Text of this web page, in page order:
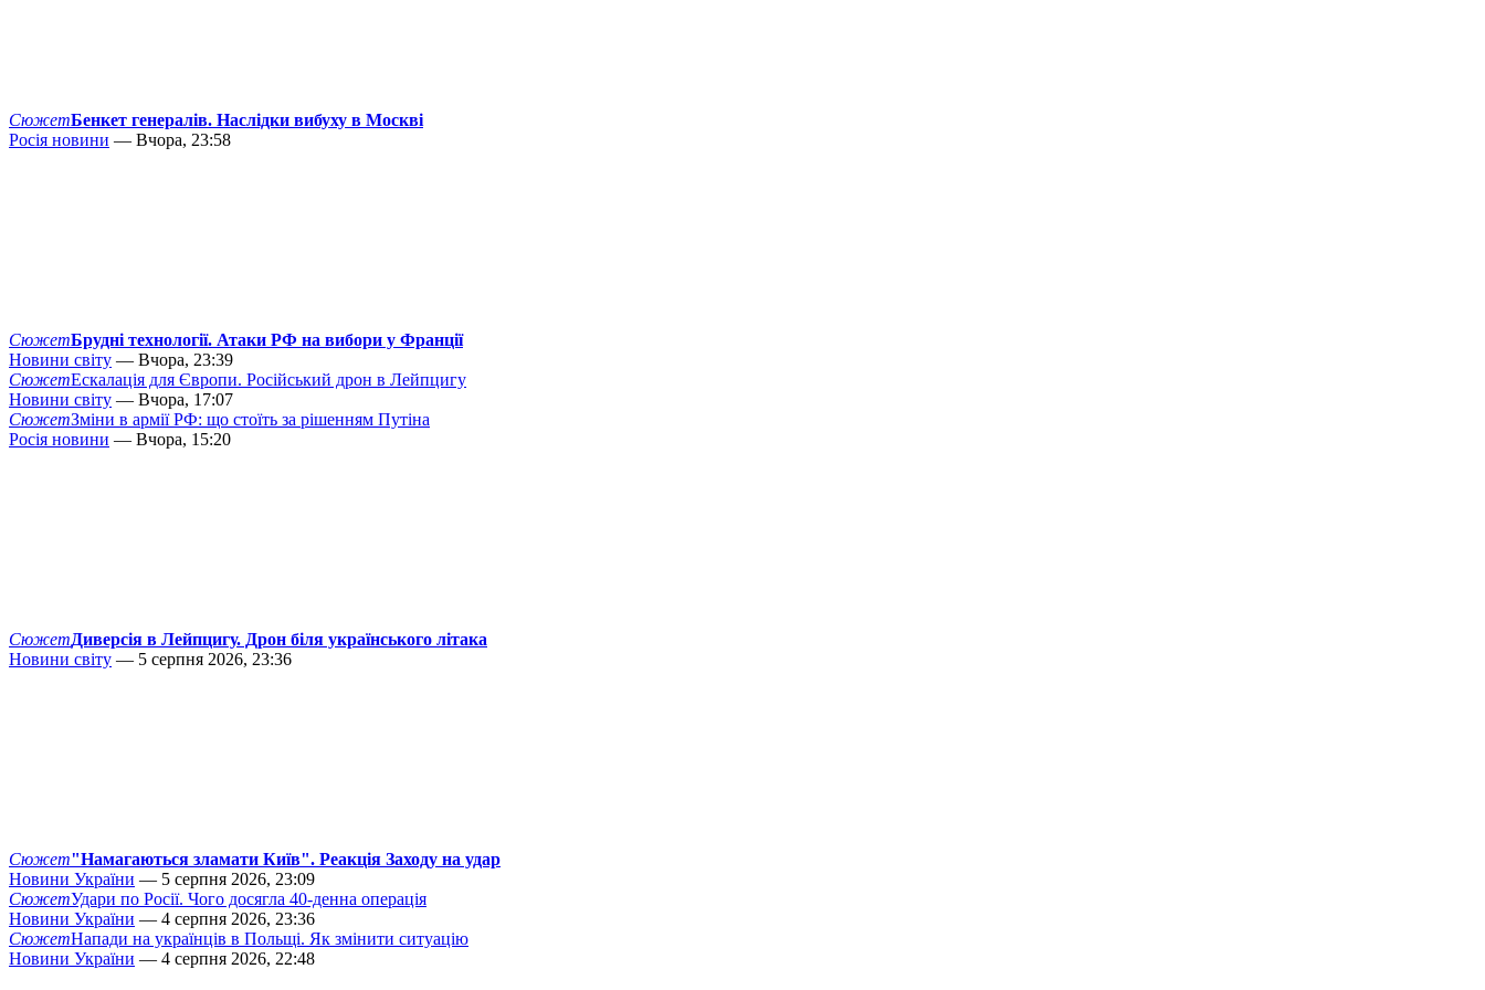
СюжетБенкет генералів. Наслідки вибуху в Москві
Росія новини — Вчора, 23:58
СюжетБрудні технології. Атаки РФ на вибори у Франції
Новини світу — Вчора, 23:39
СюжетЕскалація для Європи. Російський дрон в Лейпцигу
Новини світу — Вчора, 17:07
СюжетЗміни в армії РФ: що стоїть за рішенням Путіна
Росія новини — Вчора, 15:20
СюжетДиверсія в Лейпцигу. Дрон біля українського літака
Новини світу — 5 серпня 2026, 23:36
Сюжет"Намагаються зламати Київ". Реакція Заходу на удар
Новини України — 5 серпня 2026, 23:09
СюжетУдари по Росії. Чого досягла 40-денна операція
Новини України — 4 серпня 2026, 23:36
СюжетНапади на українців в Польщі. Як змінити ситуацію
Новини України — 4 серпня 2026, 22:48